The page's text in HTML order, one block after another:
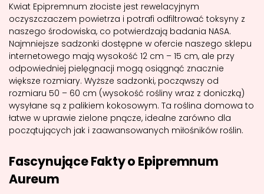
Kwiat Epipremnum złociste jest rewelacyjnym
oczyszczaczem powietrza i potrafi odfiltrować toksyny z
naszego środowiska, co potwierdzają badania NASA.
Najmniejsze sadzonki dostępne w ofercie naszego sklepu
internetowego mają wysokość 12 cm – 15 cm, ale przy
odpowiedniej pielęgnacji mogą osiągnąć znacznie
większe rozmiary. Wyższe sadzonki, począwszy od
rozmiaru 50 – 60 cm (wysokość rośliny wraz z doniczką)
wysyłane są z palikiem kokosowym. Ta roślina domowa to
łatwe w uprawie zielone pnącze, idealne zarówno dla
początujących jak i zaawansowanych miłośników roślin.
Fascynujące Fakty o Epipremnum
Aureum